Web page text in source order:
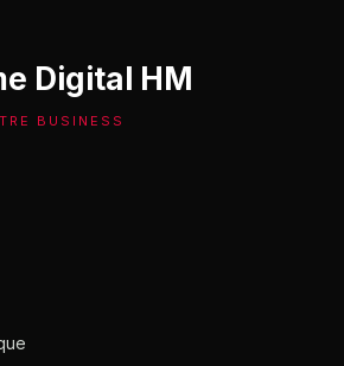
Digital HM
BUSINESS